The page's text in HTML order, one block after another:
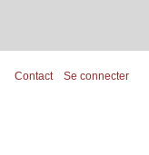
Contact Se connecter